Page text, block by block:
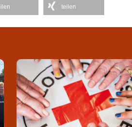
teilen